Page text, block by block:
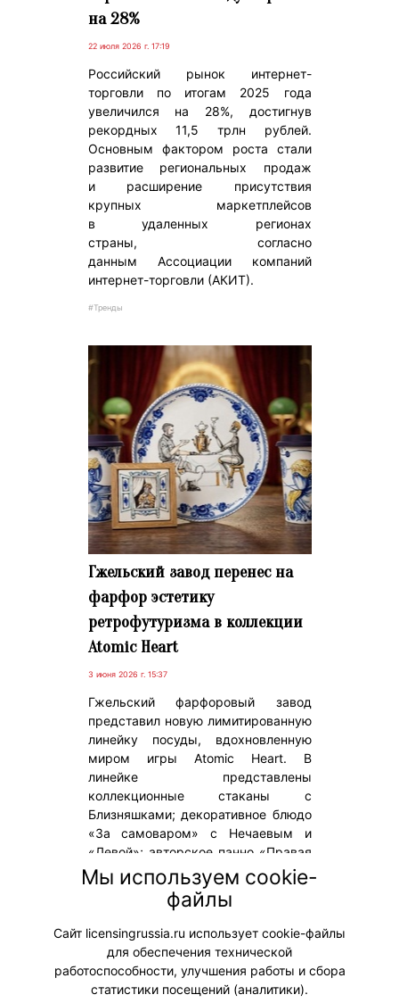
на 28%
22 июля 2026 г. 17:19
Российский рынок интернет-
торговли по итогам 2025 года
увеличился на 28%, достигнув
рекордных 11,5 трлн рублей.
Основным фактором роста стали
развитие региональных продаж
и расширение присутствия
крупных маркетплейсов
в удаленных регионах
страны, согласно
данным Ассоциации компаний
интернет-торговли (АКИТ).
#Тренды
Гжельский завод перенес на
фарфор эстетику
ретрофутуризма в коллекции
Atomic Heart
3 июня 2026 г. 15:37
Гжельский фарфоровый завод
представил новую лимитированную
линейку посуды, вдохновленную
миром игры Atomic Heart. В
линейке представлены
коллекционные стаканы с
Близняшками; декоративное блюдо
«За самоваром» с Нечаевым и
«Левой»; авторское панно «Правая
в окошке», где Близняшка сидит у
окна, декорированного
традиционным гжельским
наличником.
#ПродвижениеБренда #Коллаборации
Мы используем cookie-
файлы
Сайт licensingrussia.ru использует cookie-файлы
для обеспечения технической
работоспособности, улучшения работы и сбора
статистики посещений (аналитики).